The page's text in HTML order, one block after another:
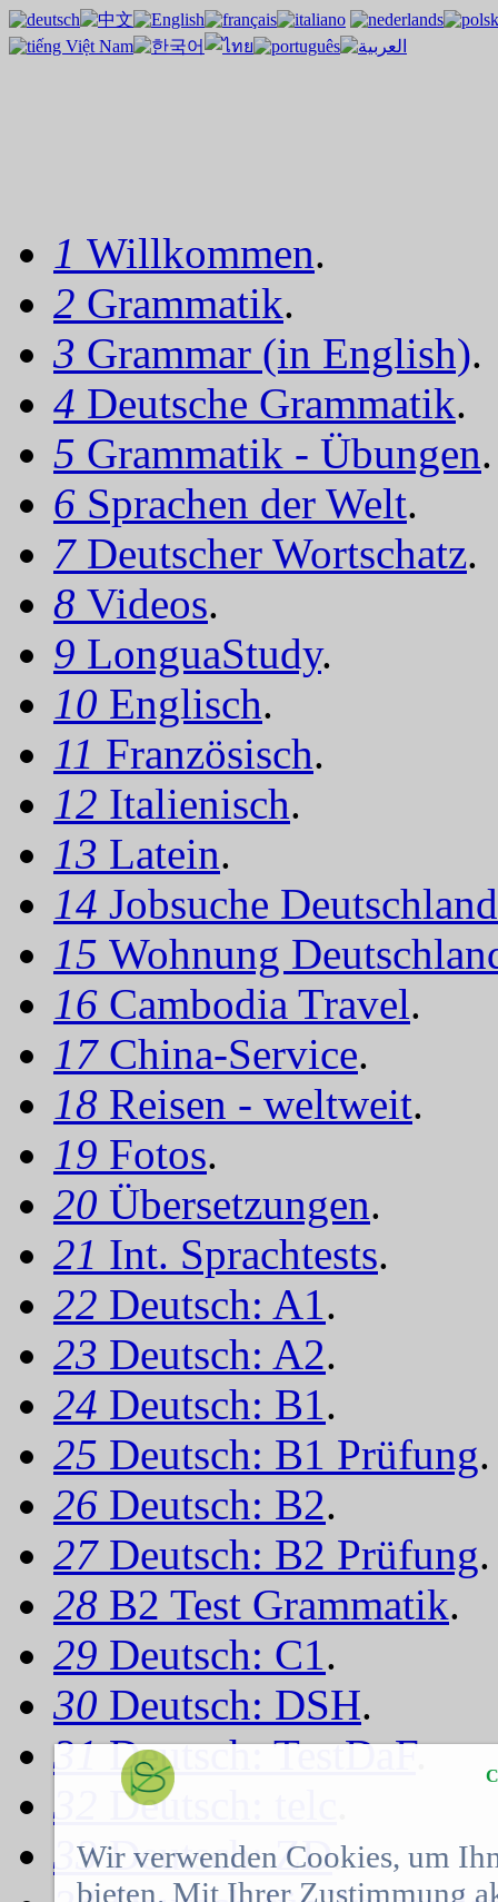
1 Willkommen.
2 Grammatik.
3 Grammar (in English).
4 Deutsche Grammatik.
5 Grammatik - Übungen.
6 Sprachen der Welt.
7 Deutscher Wortschatz.
8 Videos.
9 LonguaStudy.
10 Englisch.
11 Französisch.
12 Italienisch.
13 Latein.
14 Jobsuche Deutschland
15 Wohnung
16 Cambodia Travel.
17 China-Service.
18 Reisen - weltweit.
19 Fotos.
20 Übersetzungen.
21 Int. Sprachtests.
22 Deutsch: A1.
23 Deutsch: A2.
24 Deutsch: B1.
25 Deutsch: B1 Prüfung.
26 Deutsch: B2.
27 Deutsch: B2 Prüfung.
28 B2 Test Grammatik.
29 Deutsch: C1.
30 Deutsch: DSH.
31Deutsch: TestDaF.
32
Deutsch: telc
33Deutsch: ZD.
Wir verwenden Cookies, um
bieten. Mit Ihrer Zustimmung